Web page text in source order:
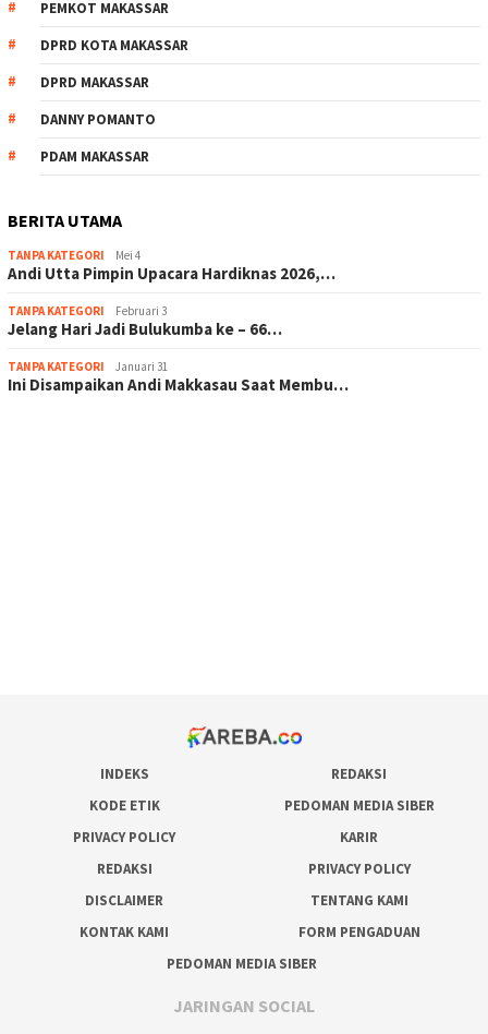
PEMKOT MAKASSAR
DPRD KOTA MAKASSAR
DPRD MAKASSAR
DANNY POMANTO
PDAM MAKASSAR
BERITA UTAMA
TANPA KATEGORI Mei 4
Andi Utta Pimpin Upacara Hardiknas 2026,…
TANPA KATEGORI Februari 3
Jelang Hari Jadi Bulukumba ke – 66…
TANPA KATEGORI Januari 31
Ini Disampaikan Andi Makkasau Saat Membu…
INDEKS
REDAKSI
KODE ETIK
PEDOMAN MEDIA SIBER
PRIVACY POLICY
KARIR
REDAKSI
PRIVACY POLICY
DISCLAIMER
TENTANG KAMI
KONTAK KAMI
FORM PENGADUAN
PEDOMAN MEDIA SIBER
JARINGAN SOCIAL